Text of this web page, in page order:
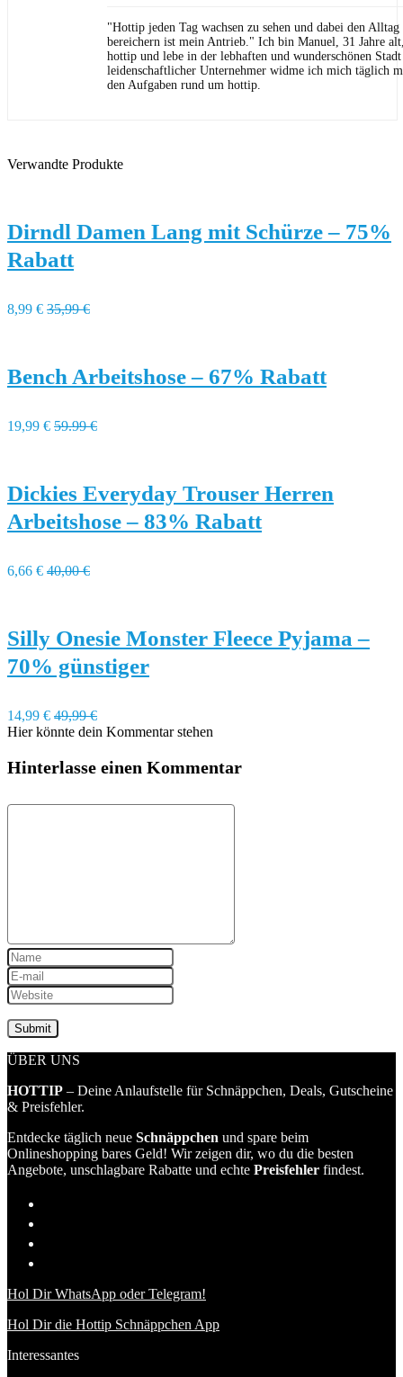
"Hottip jeden Tag wachsen zu sehen und dabei den
bereichern ist mein Antrieb." Ich bin Manuel, 31 Jahre
hottip und lebe in der lebhaften und wunderschönen
leidenschaftlicher Unternehmer widme ich mich täglich
den Aufgaben rund um hottip.
Verwandte Produkte
Dirndl Damen Lang mit Schürze – 75%
Rabatt
8,99 € 35,99 €
Bench Arbeitshose – 67% Rabatt
19,99 € 59.99 €
Dickies Everyday Trouser Herren
Arbeitshose – 83% Rabatt
6,66 € 40,00 €
Silly Onesie Monster Fleece Pyjama –
70% günstiger
14,99 € 49,99 €
Hier könnte dein Kommentar stehen
Hinterlasse einen Kommentar
ÜBER UNS
HOTTIP – Deine Anlaufstelle für Schnäppchen, Deals, Gutscheine
& Preisfehler.
Entdecke täglich neue Schnäppchen und spare beim
Onlineshopping bares Geld! Wir zeigen dir, wo du die besten
Angebote, unschlagbare Rabatte und echte Preisfehler findest.
Hol Dir WhatsApp oder Telegram!
Hol Dir die Hottip Schnäppchen App
Interessantes